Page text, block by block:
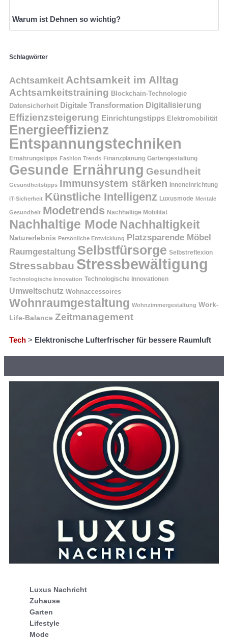
Warum ist Dehnen so wichtig?
Schlagwörter
Achtsamkeit Achtsamkeit im Alltag
Achtsamkeitstraining Blockchain-Technologie
Datensicherheit Digitale Transformation Digitalisierung
Effizienzsteigerung Einrichtungstipps Elektromobilität
Energieeffizienz
Entspannungstechniken
Ernährungstipps Fashion Trends Finanzplanung Gartengestaltung
Gesunde Ernährung Gesundheit
Gesundheitstipps Immunsystem stärken Inneneinrichtung
IT-Sicherheit Künstliche Intelligenz Luxusmode Mentale
Gesundheit Modetrends Nachhaltige Mobilität
Nachhaltige Mode Nachhaltigkeit
Naturerlebnis Persönliche Entwicklung Platzsparende Möbel
Raumgestaltung Selbstfürsorge Selbstreflexion
Stressabbau Stressbewältigung
Technologische Innovation Technologische Innovationen
Umweltschutz Wohnaccessoires
Wohnraumgestaltung Wohnzimmergestaltung Work-
Life-Balance Zeitmanagement
Tech > Elektronische Lufterfrischer für bessere Raumluft
Luxus Nachricht
Zuhause
Garten
Lifestyle
Mode